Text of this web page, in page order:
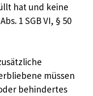
hat und keine
1 SGB VI, § 50
müssen
behindertes